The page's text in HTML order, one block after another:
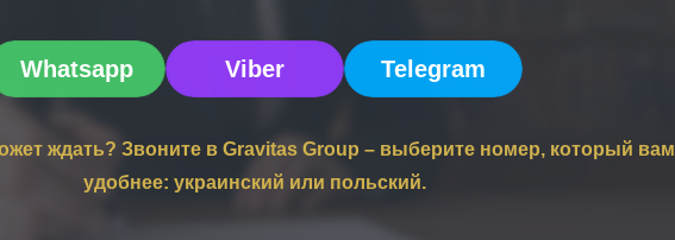
Whatsapp Viber Telegram
ждать? Звоните в Gravitas Group – выберите номер, который вам
удобнее: украинский или польский.